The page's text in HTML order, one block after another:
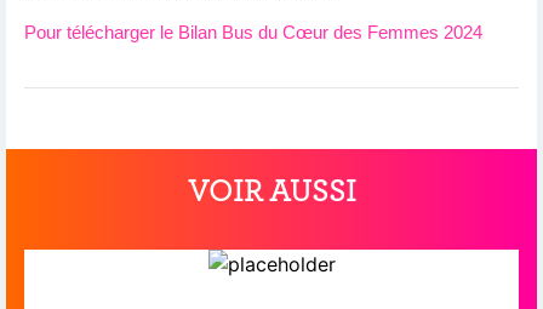
Pour télécharger le Bilan Bus du Cœur des Femmes 2024
VOIR AUSSI